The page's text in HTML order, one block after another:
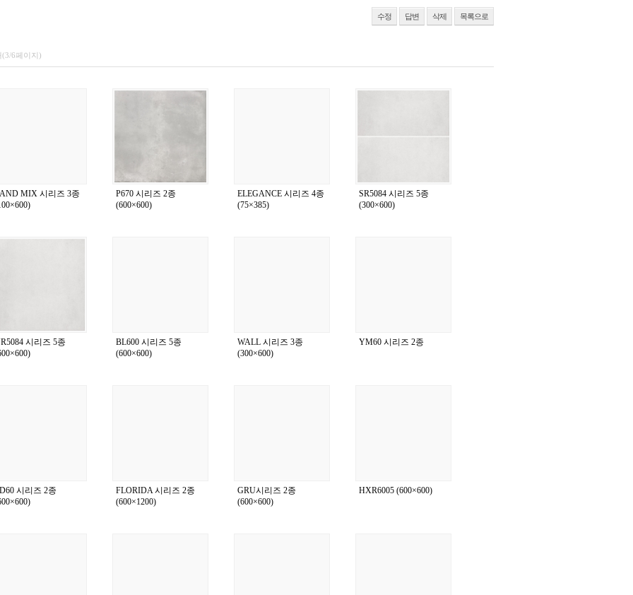
수정 답변 삭제 목록으로
(3/6페이지)
MIX 시리즈 3종
P670 시리즈 2종
(600×600)
ELEGANCE 시리즈 4종
(75×385)
SR5084 시리즈 5종
(300×600)
시리즈 5종
BL600 시리즈 5종
(600×600)
WALL 시리즈 3종
(300×600)
YM60 시리즈 2종
시리즈 2종
FLORIDA 시리즈 2종
(600×1200)
GRU시리즈 2종
(600×600)
HXR6005 (600×600)